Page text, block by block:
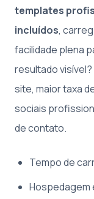
templates
incluídos,
facilidade plena
resultado
site, maior taxa
sociais
de contato.
Tempo de
Hospedagem